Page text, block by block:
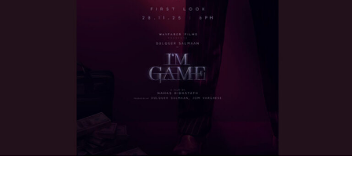
തിരക്കഥയും സിബി മലയില്‍ സംവിധാനം ചെയ്ത
സംവിധാന മികവും ഒന്നിച്ചെത്തി 1989 ജൂലൈ ഏഴിന്
പുറത്തിറങ്ങിയ കിരീടം, ഒരു യുവാവിന്റെ ജീവിതം
സാഹചര്യങ്ങള്‍ എങ്ങനെ വഴിമാറിക്കുന്നു എന്നതിന്റെ
കടുത്ത സാമൂഹിക-വൈകാരിക അവതരണമാണ്. ഈ
ചലച്ചിത്ര പുരസ്‌കാരത്തില്‍ പ്രത്യേക പരാമര്‍ശം
ലഭിച്ചിരുന്നു. മോഹന്‍ലാല്‍ അഭിനയിച്ച ‘ഭരതം’